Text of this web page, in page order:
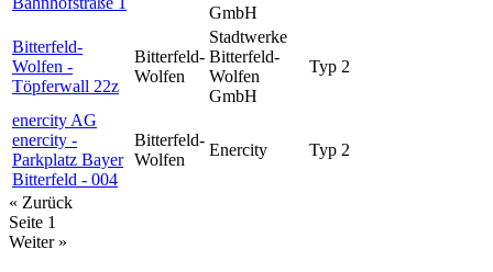
GmbH
Bitterfeld-
Wolfen -
Töpferwall 22z
Bitterfeld-
Wolfen
Stadtwerke
Bitterfeld-
Wolfen
GmbH
Typ 2
enercity AG
enercity -
Parkplatz Bayer
Bitterfeld - 004
Bitterfeld-
Wolfen
Enercity Typ 2
« Zurück
Seite 1
Weiter »